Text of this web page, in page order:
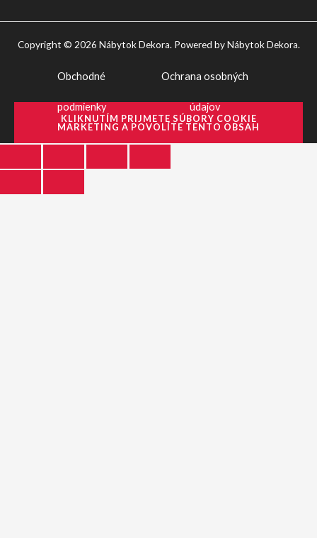
KLIKNUTÍM PRIJMETE SÚBORY COOKIE
MARKETING A POVOLÍTE TENTO OBSAH
Copyright © 2026 Nábytok Dekora. Powered by Nábytok Dekora.
Obchodné
podmienky
Ochrana osobných
údajov